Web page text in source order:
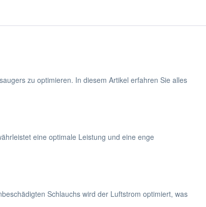
zu optimieren. In diesem Artikel erfahren Sie alles
eine optimale Leistung und eine enge
Schlauchs wird der Luftstrom optimiert, was